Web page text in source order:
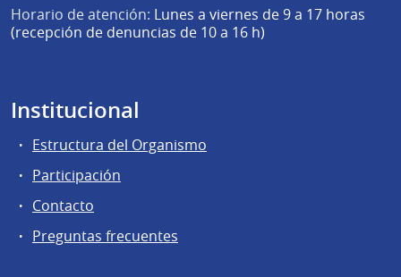
Horario de atención: Lunes a viernes de 9 a 17 horas
(recepción de denuncias de 10 a 16 h)
Institucional
Estructura del Organismo
Participación
Contacto
Preguntas frecuentes